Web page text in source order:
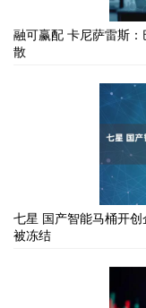
融可赢配 卡尼萨雷斯
散
七星 国产智能马桶开
被冻结